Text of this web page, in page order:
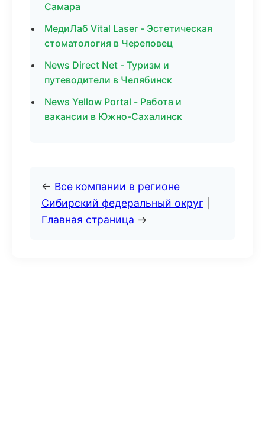
Самара
МедиЛаб Vital Laser - Эстетическая
стоматология в Череповец
News Direct Net - Туризм и
путеводители в Челябинск
News Yellow Portal - Работа и
вакансии в Южно-Сахалинск
← Все компании в регионе
Сибирский федеральный округ
Главная страница →